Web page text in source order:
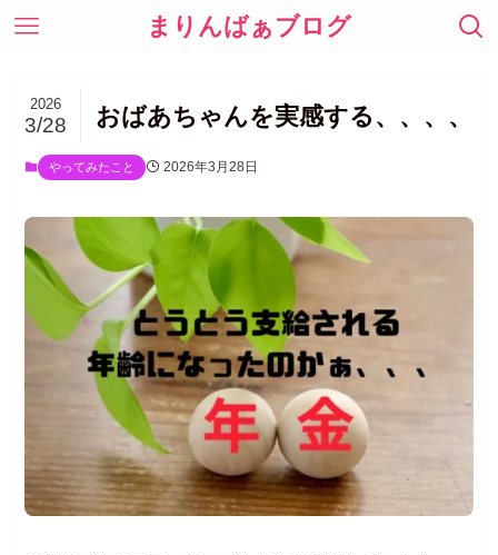
まりんばぁブログ
おばあちゃんを実感する、、、、
2026
3/28
やってみたこと 2026年3月28日